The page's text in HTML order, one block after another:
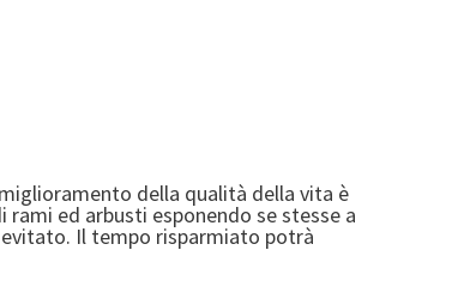
della qualità della vita è
ed arbusti esponendo se stesse a
Il tempo risparmiato potrà